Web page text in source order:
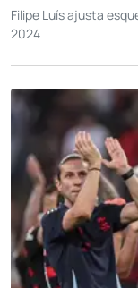
Filipe Luís ajusta
2024